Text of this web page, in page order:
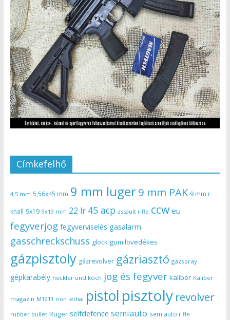
Címkefelhő
4,5 mm 5,56x45 mm 9 mm luger9 mm PAK 9 mm r
knall 9x19 9x19 mm 22 lr 45 acp assault rifle ccw eu
fegyverjog fegyverviselés gasalarm
gasschreckschuss glock gumilövedékes
gázpisztoly gázrevolver gázriasztó gázspray
gépkarabély heckler und koch jog és fegyver kaliber Kaliber
magazin M1911 non lethal pistol pisztoly revolver
rubber bullet Ruger selfdefence semiauto semiauto rifle